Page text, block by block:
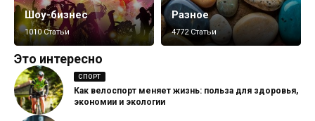
Шоу-бизнес
1010 Статьи
Разное
4772 Статьи
Это интересно
СПОРТ
Как велоспорт меняет жизнь: польза для здоровья,
экономии и экологии